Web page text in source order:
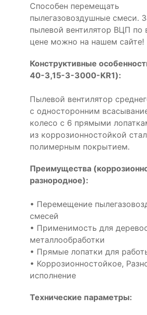
Способен перемещать
пылегазовоздушные смеси.
пылевой вентилятор ВЦП по
цене можно на нашем сайте!
Конструктивные
40-3,15-3-3000-KR1):
Пылевой вентилятор
с односторонним
колесо с 6 прямыми
из коррозионностойкой
полимерным покрытием.
Преимущества
разнородное):
• Перемещение
смесей
• Применимость для
металлообработки
• Прямые лопатки для
• Коррозионностойкое,
исполнение
Технические параметры: